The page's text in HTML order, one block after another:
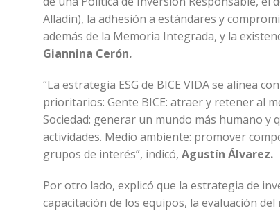
Alladin), la adhesión a estándares y
además de la Memoria Integrada, y la
Giannina Cerón.
“La estrategia ESG de BICE VIDA se alinea
prioritarios: Gente BICE: atraer y retener al
Sociedad: generar un mundo más humano
actividades. Medio ambiente: promover
grupos de interés”, indicó, Agustín Álvarez.
Por otro lado, explicó que la estrategia de
capacitación de los equipos, la evaluación